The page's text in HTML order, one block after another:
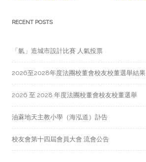
RECENT POSTS
「氫」造城市設計比賽 人氣投票
2026至2028年度法團校董會校友校董選舉結果
2026 至 2028 年度法團校董會校友校董選舉
油蔴地天主教小學（海泓道）訃告
校友會第十四屆會員大會 流會公告